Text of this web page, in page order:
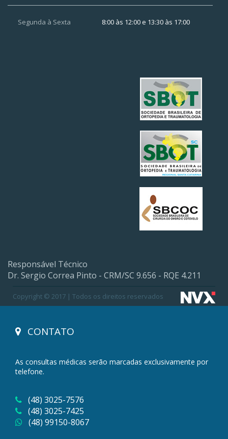
Segunda à Sexta 8:00 às 12:00 e 13:30 às 17:00
Responsável Técnico
Dr. Sergio Correa Pinto - CRM/SC 9.656 - RQE 4.211
Copyright © 2017 | Todos os direitos reservados
CONTATO
As consultas médicas serão marcadas exclusivamente por
telefone.
(48) 3025-7576
(48) 3025-7425
(48) 99150-8067